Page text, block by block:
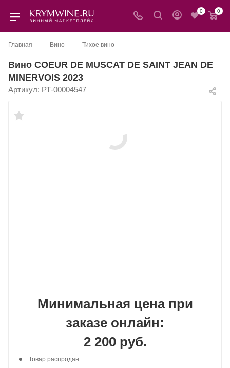
0 0
Главная — Вино — Тихое вино
Вино COEUR DE MUSCAT DE SAINT JEAN DE
MINERVOIS 2023
Артикул: РТ-00004547
Минимальная цена при
заказе онлайн:
2 200 руб.
Товар распродан